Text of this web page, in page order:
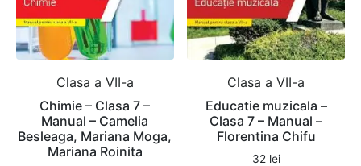
Clasa a VII-a
Chimie – Clasa 7 –
Manual – Camelia
Besleaga, Mariana Moga,
Mariana Roinita
Clasa a VII-a
Educatie muzicala –
Clasa 7 – Manual –
Florentina Chifu
32 lei